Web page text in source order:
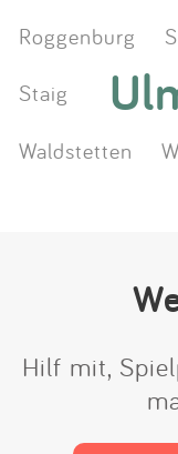
Roggenburg
Staig
Waldstetten
Hilf mit,